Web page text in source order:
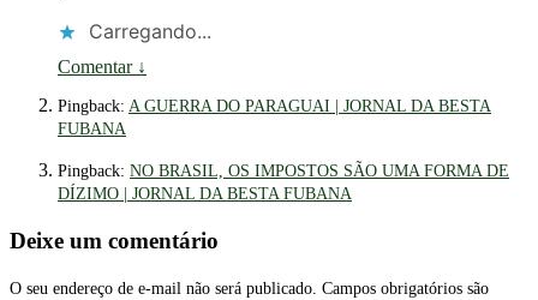
Carregando...
Comentar ↓
Pingback: A GUERRA DO PARAGUAI | JORNAL DA BESTA
FUBANA
Pingback: NO BRASIL, OS IMPOSTOS SÃO UMA FORMA DE
DÍZIMO | JORNAL DA BESTA FUBANA
Deixe um comentário
O seu endereço de e-mail não será publicado. Campos obrigatórios são